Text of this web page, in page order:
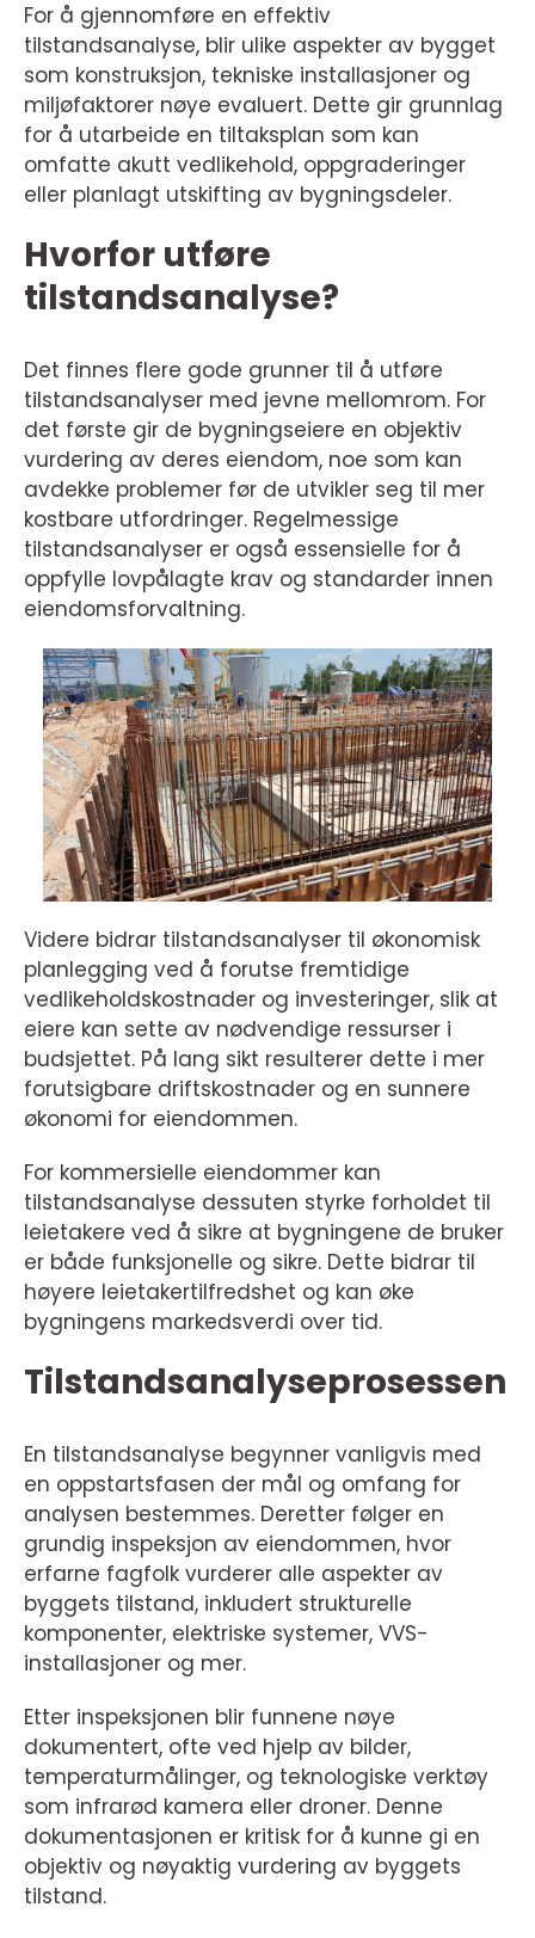
For å gjennomføre en effektiv
tilstandsanalyse, blir ulike aspekter av bygget
som konstruksjon, tekniske installasjoner og
miljøfaktorer nøye evaluert. Dette gir grunnlag
for å utarbeide en tiltaksplan som kan
omfatte akutt vedlikehold, oppgraderinger
eller planlagt utskifting av bygningsdeler.
Hvorfor utføre
tilstandsanalyse?
Det finnes flere gode grunner til å utføre
tilstandsanalyser med jevne mellomrom. For
det første gir de bygningseiere en objektiv
vurdering av deres eiendom, noe som kan
avdekke problemer før de utvikler seg til mer
kostbare utfordringer. Regelmessige
tilstandsanalyser er også essensielle for å
oppfylle lovpålagte krav og standarder innen
eiendomsforvaltning.
Videre bidrar tilstandsanalyser til økonomisk
planlegging ved å forutse fremtidige
vedlikeholdskostnader og investeringer, slik at
eiere kan sette av nødvendige ressurser i
budsjettet. På lang sikt resulterer dette i mer
forutsigbare driftskostnader og en sunnere
økonomi for eiendommen.
For kommersielle eiendommer kan
tilstandsanalyse dessuten styrke forholdet til
leietakere ved å sikre at bygningene de bruker
er både funksjonelle og sikre. Dette bidrar til
høyere leietakertilfredshet og kan øke
bygningens markedsverdi over tid.
Tilstandsanalyseprosessen
En tilstandsanalyse begynner vanligvis med
en oppstartsfasen der mål og omfang for
analysen bestemmes. Deretter følger en
grundig inspeksjon av eiendommen, hvor
erfarne fagfolk vurderer alle aspekter av
byggets tilstand, inkludert strukturelle
komponenter, elektriske systemer, VVS-
installasjoner og mer.
Etter inspeksjonen blir funnene nøye
dokumentert, ofte ved hjelp av bilder,
temperaturmålinger, og teknologiske verktøy
som infrarød kamera eller droner. Denne
dokumentasjonen er kritisk for å kunne gi en
objektiv og nøyaktig vurdering av byggets
tilstand.